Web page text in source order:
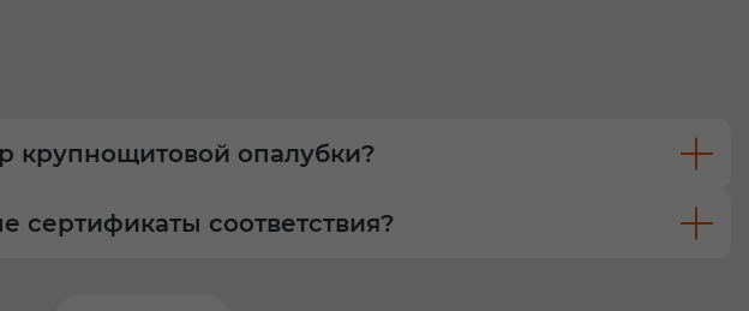
крупнощитовой опалубки?
сертификаты соответствия?